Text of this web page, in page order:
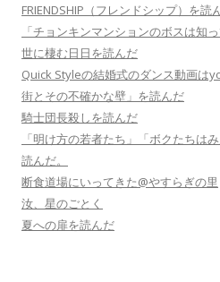
FRIENDSHIP（フレンドシップ）を読
「チョンキンマンションのボスは知
世に棲む日日を読んだ
Quick Styleの結婚式のダンス動画は
街とその不確かな壁」を読んだ
騎士団長殺しを読んだ
「明け方の若者たち」「ボクたちは
読んだ。
断食道場にいってきた@やすらぎの里
汝、星のごとく
夏への扉を読んだ